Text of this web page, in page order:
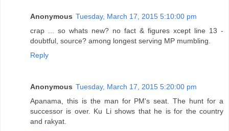
Anonymous Tuesday, March 17, 2015 5:10:00 pm
crap ... so whats new? no fact & figures xcept line 13 -
doubtful, source? among longest serving MP mumbling.
Reply
Anonymous Tuesday, March 17, 2015 5:20:00 pm
Apanama, this is the man for PM's seat. The hunt for a
successor is over. Ku Li shows that he is for the country
and rakyat.